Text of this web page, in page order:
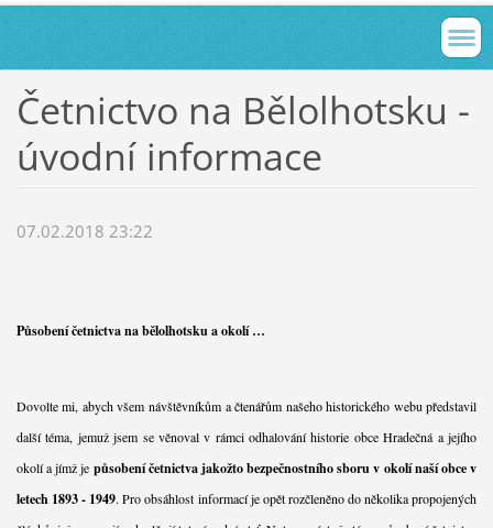
Četnictvo na Bělolhotsku -
úvodní informace
07.02.2018 23:22
Působení četnictva na bělolhotsku a okolí …
Dovolte mi, abych všem návštěvníkům a čtenářům našeho historického webu představil
další téma, jemuž jsem se věnoval v rámci odhalování historie obce Hradečná a jejího
okolí a jímž je působení četnictva jakožto bezpečnostního sboru v okolí naší obce v
letech 1893 - 1949. Pro obsáhlost informací je opět rozčleněno do několika propojených